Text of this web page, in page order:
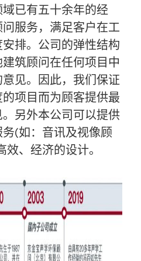
已有五十余年的经
服务，满足客户在工
排。公司的弹性结构
筑顾问在任何项目中
见。因此，我们保证
项目而为顾客提供最
另外本公司可以提供
(如：音讯及视像顾
、经济的设计。